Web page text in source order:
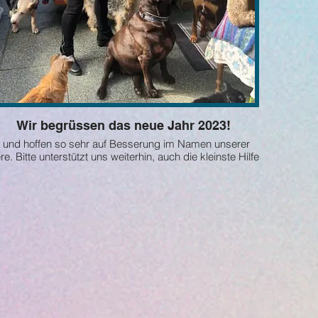
Wir begrüssen das neue Jahr 2023!
und hoffen so sehr auf Besserung im Namen unserer
auch die kleinste Hilfe